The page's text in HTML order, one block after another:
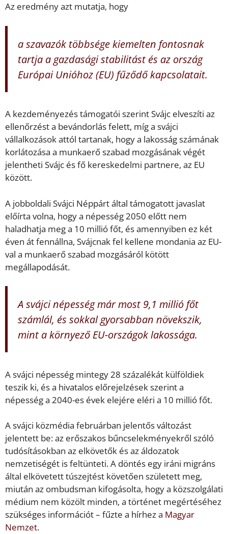
Az eredmény azt mutatja, hogy
a szavazók többsége kiemelten fontosnak
tartja a gazdasági stabilitást és az ország
Európai Unióhoz (EU) fűződő kapcsolatait.
A kezdeményezés támogatói szerint Svájc elveszíti az
ellenőrzést a bevándorlás felett, míg a svájci
vállalkozások attól tartanak, hogy a lakosság számának
korlátozása a munkaerő szabad mozgásának végét
jelentheti Svájc és fő kereskedelmi partnere, az EU
között.
A jobboldali Svájci Néppárt által támogatott javaslat
előírta volna, hogy a népesség 2050 előtt nem
haladhatja meg a 10 millió főt, és amennyiben ez két
éven át fennállna, Svájcnak fel kellene mondania az EU-
val a munkaerő szabad mozgásáról kötött
megállapodását.
A svájci népesség már most 9,1 millió főt
számlál, és sokkal gyorsabban növekszik,
mint a környező EU-országok lakossága.
A svájci népesség mintegy 28 százalékát külföldiek
teszik ki, és a hivatalos előrejelzések szerint a
népesség a 2040-es évek elejére eléri a 10 millió főt.
A svájci közmédia februárban jelentős változást
jelentett be: az erőszakos bűncselekményekről szóló
tudósításokban az elkövetők és az áldozatok
nemzetiségét is feltünteti. A döntés egy iráni migráns
által elkövetett túszejtést követően született meg,
miután az ombudsman kifogásolta, hogy a közszolgálati
médium nem közölt minden, a történet megértéséhez
szükséges információt – fűzte a hírhez a Magyar
Nemzet.